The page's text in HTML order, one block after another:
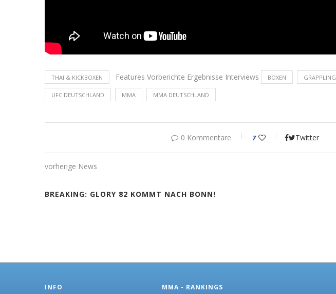
THAI & KICKBOXEN Features Vorberichte Ergebnisse Interviews BOXEN GRAPPLING
UFC DEUTSCHLAND MMA MMA DEUTSCHLAND
0 Kommentare 7 Twitter
vorherige News
BREAKING: GLORY 82 KOMMT NACH BONN!
INFO MMA - RANKINGS